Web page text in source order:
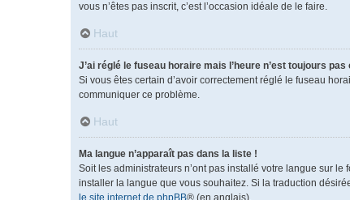
vous n’êtes pas inscrit, c’est l’occasion idéale de le faire.
Haut
J’ai réglé le fuseau horaire mais l’heure n’est toujours
Si vous êtes certain d’avoir correctement réglé le fuseau
communiquer ce problème.
Haut
Ma langue n’apparaît pas dans la liste !
Soit les administrateurs n’ont pas installé votre langue sur
installer la langue que vous souhaitez. Si la traduction
le site internet de phpBB® (en anglais).